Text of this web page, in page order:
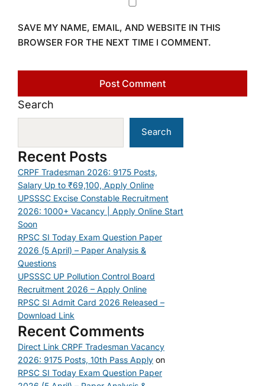
SAVE MY NAME, EMAIL, AND WEBSITE IN THIS
BROWSER FOR THE NEXT TIME I COMMENT.
Search
Search
Recent Posts
CRPF Tradesman 2026: 9175 Posts,
Salary Up to ₹69,100, Apply Online
UPSSSC Excise Constable Recruitment
2026: 1000+ Vacancy | Apply Online Start
Soon
RPSC SI Today Exam Question Paper
2026 (5 April) – Paper Analysis &
Questions
UPSSSC UP Pollution Control Board
Recruitment 2026 – Apply Online
RPSC SI Admit Card 2026 Released –
Download Link
Recent Comments
Direct Link CRPF Tradesman Vacancy
2026: 9175 Posts, 10th Pass Apply on
RPSC SI Today Exam Question Paper